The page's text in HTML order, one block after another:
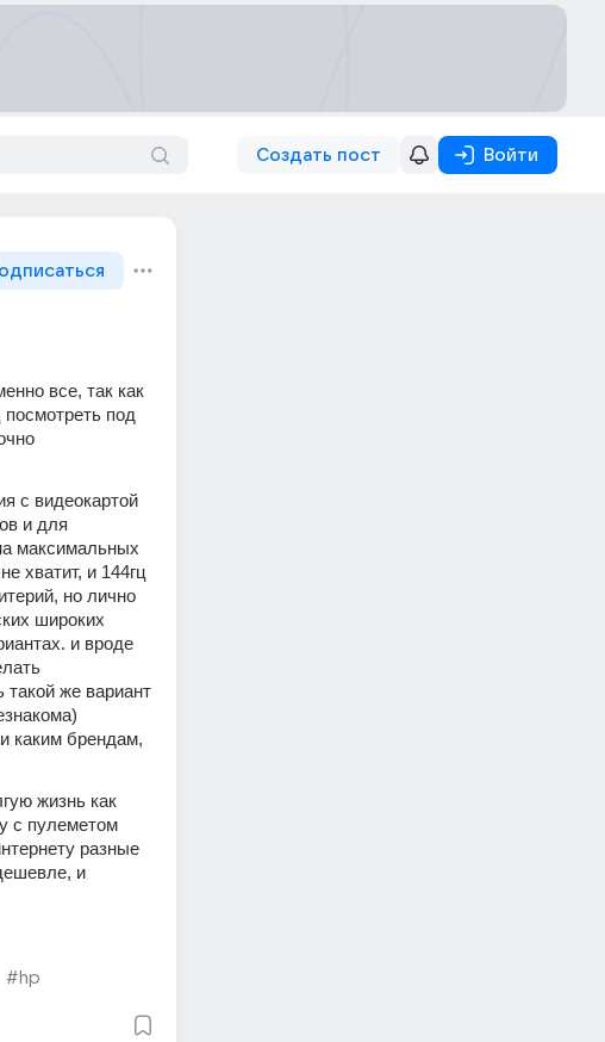
Создать пост Войти
все, так как
под
с видеокартой
и для
максимальных
хватит, и 144гц
но лично
широких
и вроде
такой же вариант
каким брендам,
жизнь как
с пулеметом
разные
и
#hp